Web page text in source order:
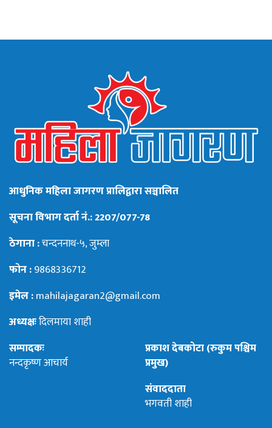
आधुनिक महिला जागरण प्रालिद्वारा सञ्चालित
सूचना विभाग दर्ता नं.: 2207/077-78
ठेगाना :चन्दननाथ-५, जुम्ला
फोन :9868336712
इमेल :mahilajagaran2@gmail.com
अध्यक्षःदिलमाया शाही
सम्पादकः
नन्दकृष्ण आचार्य
प्रकाश देबकोटा (रुकुम पश्चिम
प्रमुख)
संवाददाता
भगवती शाही